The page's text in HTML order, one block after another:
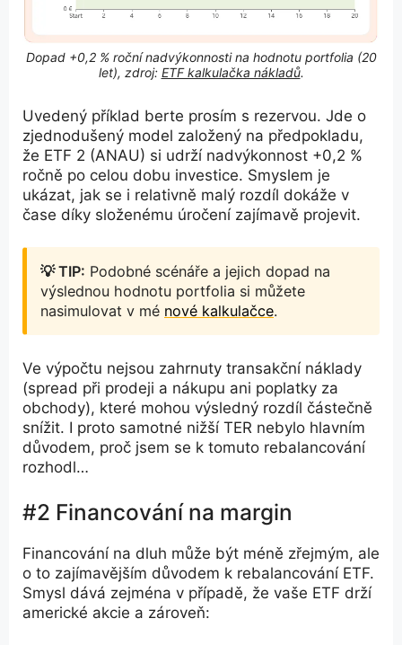
Dopad +0,2 % roční nadvýkonnosti na hodnotu portfolia (20
let), zdroj: ETF kalkulačka nákladů.
Uvedený příklad berte prosím s rezervou. Jde o
zjednodušený model založený na předpokladu,
že ETF 2 (ANAU) si udrží nadvýkonnost +0,2 %
ročně po celou dobu investice. Smyslem je
ukázat, jak se i relativně malý rozdíl dokáže v
čase díky složenému úročení zajímavě projevit.
💡 TIP: Podobné scénáře a jejich dopad na
výslednou hodnotu portfolia si můžete
nasimulovat v mé nové kalkulačce.
Ve výpočtu nejsou zahrnuty transakční náklady
(spread při prodeji a nákupu ani poplatky za
obchody), které mohou výsledný rozdíl částečně
snížit. I proto samotné nižší TER nebylo hlavním
důvodem, proč jsem se k tomuto rebalancování
rozhodl…
#2 Financování na margin
Financování na dluh může být méně zřejmým, ale
o to zajímavějším důvodem k rebalancování ETF.
Smysl dává zejména v případě, že vaše ETF drží
americké akcie a zároveň: